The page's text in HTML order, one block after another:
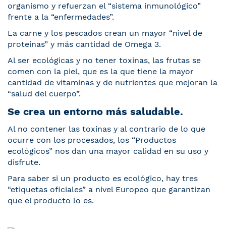
organismo y refuerzan el “sistema inmunológico”
frente a la “enfermedades”.
La carne y los pescados crean un mayor “nivel de
proteínas” y más cantidad de Omega 3.
Al ser ecológicas y no tener toxinas, las frutas se
comen con la piel, que es la que tiene la mayor
cantidad de vitaminas y de nutrientes que mejoran la
“salud del cuerpo”.
Se crea un entorno más saludable.
Al no contener las toxinas y al contrario de lo que
ocurre con los procesados, los “Productos
ecológicos” nos dan una mayor calidad en su uso y
disfrute.
Para saber si un producto es ecológico, hay tres
“etiquetas oficiales” a nivel Europeo que garantizan
que el producto lo es.